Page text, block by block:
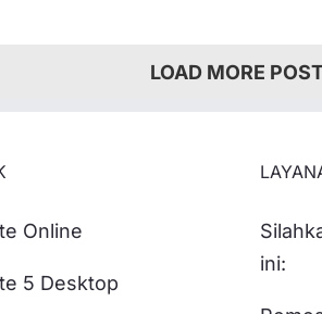
LOAD MORE
Online
5 Desktop
ini: